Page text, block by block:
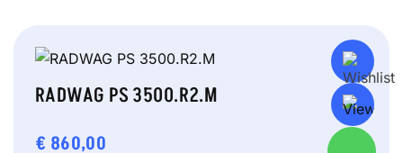
RADWAG PS 3500.R2.M
€ 860,00